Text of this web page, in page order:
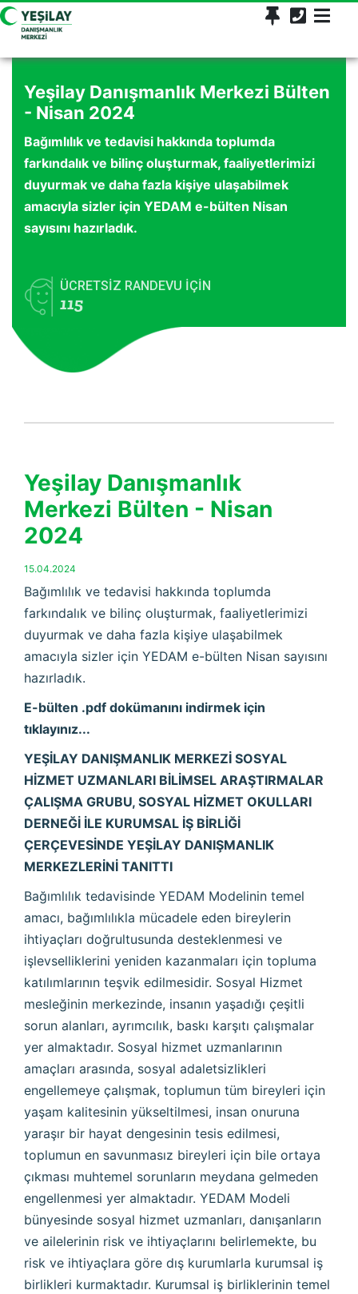
Yeşilay Danışmanlık Merkezi Bülten
- Nisan 2024
Bağımlılık ve tedavisi hakkında toplumda
farkındalık ve bilinç oluşturmak, faaliyetlerimizi
duyurmak ve daha fazla kişiye ulaşabilmek
amacıyla sizler için YEDAM e-bülten Nisan
sayısını hazırladık.
ÜCRETSİZ RANDEVU İÇİN
115
Yeşilay Danışmanlık
Merkezi Bülten - Nisan
2024
15.04.2024
Bağımlılık ve tedavisi hakkında toplumda
farkındalık ve bilinç oluşturmak, faaliyetlerimizi
duyurmak ve daha fazla kişiye ulaşabilmek
amacıyla sizler için YEDAM e-bülten Nisan sayısını
hazırladık.
E-bülten .pdf dokümanını indirmek için
tıklayınız...
YEŞİLAY DANIŞMANLIK MERKEZİ SOSYAL
HİZMET UZMANLARI BİLİMSEL ARAŞTIRMALAR
ÇALIŞMA GRUBU, SOSYAL HİZMET OKULLARI
DERNEĞİ İLE KURUMSAL İŞ BİRLİĞİ
ÇERÇEVESİNDE YEŞİLAY DANIŞMANLIK
MERKEZLERİNİ TANITTI
Bağımlılık tedavisinde YEDAM Modelinin temel
amacı, bağımlılıkla mücadele eden bireylerin
ihtiyaçları doğrultusunda desteklenmesi ve
işlevselliklerini yeniden kazanmaları için topluma
katılımlarının teşvik edilmesidir. Sosyal Hizmet
mesleğinin merkezinde, insanın yaşadığı çeşitli
sorun alanları, ayrımcılık, baskı karşıtı çalışmalar
yer almaktadır. Sosyal hizmet uzmanlarının
amaçları arasında, sosyal adaletsizlikleri
engellemeye çalışmak, toplumun tüm bireyleri için
yaşam kalitesinin yükseltilmesi, insan onuruna
yaraşır bir hayat dengesinin tesis edilmesi,
toplumun en savunmasız bireyleri için bile ortaya
çıkması muhtemel sorunların meydana gelmeden
engellenmesi yer almaktadır. YEDAM Modeli
bünyesinde sosyal hizmet uzmanları, danışanların
ve ailelerinin risk ve ihtiyaçlarını belirlemekte, bu
risk ve ihtiyaçlara göre dış kurumlarla kurumsal iş
birlikleri kurmaktadır. Kurumsal iş birliklerinin temel